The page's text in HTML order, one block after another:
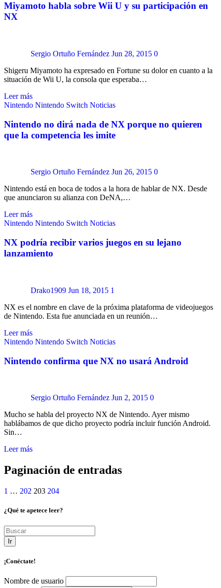
Miyamoto habla sobre Wii U y su participación en
NX
Sergio Ortuño Fernández Jun 28, 2015 0
Shigeru Miyamoto ha expresado en Fortune su dolor en cuanto a la
situación de Wii U, la consola que esperaba…
Leer más
Nintendo Nintendo Switch Noticias
Nintendo no dirá nada de NX porque no quieren
que la competencia les imite
Sergio Ortuño Fernández Jun 26, 2015 0
Nintendo está en boca de todos a la hora de hablar de NX. Desde
que anunciaron su alianza con DeNA,…
Leer más
Nintendo Nintendo Switch Noticias
NX podría recibir varios juegos en su lejano
lanzamiento
Drako1909 Jun 18, 2015 1
NX es el nombre en clave de la próxima plataforma de videojuegos
de Nintendo. Esta fue anunciada en un reunión…
Leer más
Nintendo Nintendo Switch Noticias
Nintendo confirma que NX no usará Android
Sergio Ortuño Fernández Jun 2, 2015 0
Mucho se habla del proyecto NX de Nintendo. Ayer mismo
hablábamos de que dicho proyecto podría incluir función Android.
Sin…
Leer más
Paginación de entradas
1 … 202 203 204
¿Qué te apetece leer?
Ir
¡Conéctate!
Nombre de usuario